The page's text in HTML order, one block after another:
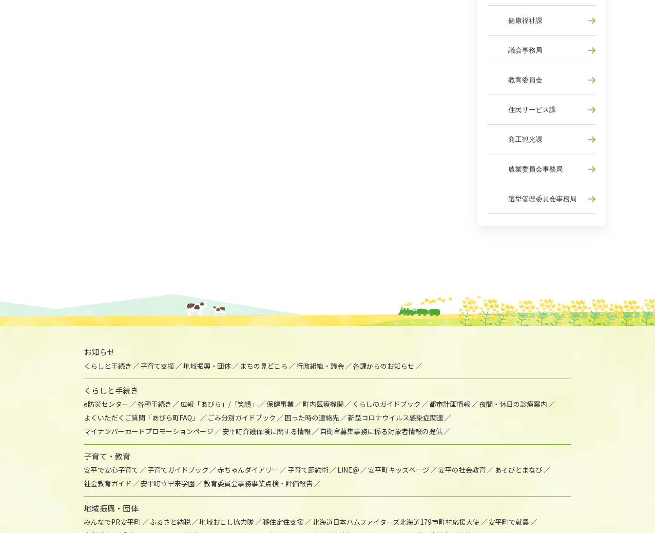
健康福祉課
議会事務局
教育委員会
住民サービス課
商工観光課
農業委員会事務局
選挙管理委員会事務局
お知らせ
くらしと手続き 子育て支援 地域振興・団体 まちの見どころ 行政組織・議会 各課からのお知らせ
くらしと手続き
e防災センター 各種手続き 広報「あびら」/「笑顔」 保健事業 町内医療機関 くらしのガイドブック 都市計画情報
夜間・休日の診療案内
よくいただくご質問「あびら町FAQ」
ごみ分別ガイドブック 困った時の連絡先
新型コロナウイルス感染症関連
マイナンバーカードプロモーションページ
安平町介護保険に関する情報 自衛官募集事務に係る対象者情報の提供
子育て・教育
安平で安心子育て 子育てガイドブック 赤ちゃんダイアリー 子育て節約術 LINE@ 安平町キッズページ 安平の社会教育
あそびとまなび
社会教育ガイド
安平町立早来学園 教育委員会事務事業点検・評価報告
地域振興・団体
みんなでPR安平町 ふるさと納税 地域おこし協力隊 移住定住支援 北海道日本ハムファイターズ北海道179市町村応援大使
安平町で就農